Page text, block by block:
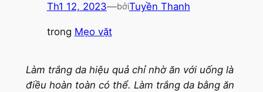
Th1 12, 2023—bởiTuyền Thanh
trong Mẹo vặt
Làm trắng da hiệu quả chỉ nhờ ăn với uống là
điều hoàn toàn có thể. Làm trắng da bằng ăn